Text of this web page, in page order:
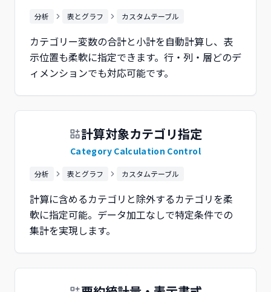
分析 表とグラフ カスタムテーブル
カテゴリー変数の合計と小計を自動計算し、表
示位置も柔軟に指定できます。行・列・層どのデ
ィメンションでも対応可能です。
計算対象カテゴリ指定
Category Calculation Control
分析 表とグラフ カスタムテーブル
計算に含めるカテゴリと除外するカテゴリを柔
軟に指定可能。データ加工なしで特定条件での
集計を実現します。